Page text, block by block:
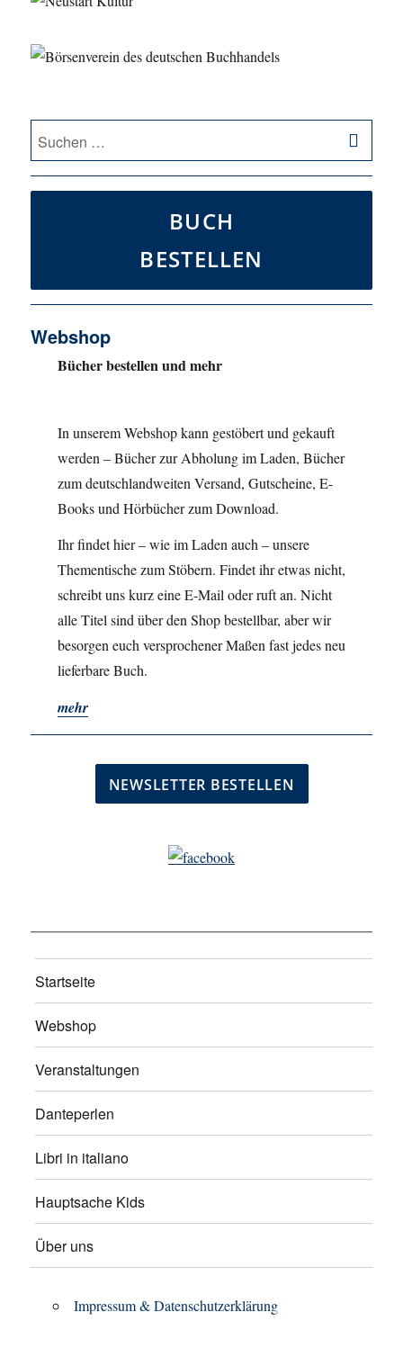
Suche
nach:
BUCH
BESTELLEN
Webshop
Bücher bestellen und mehr
In unserem Webshop kann gestöbert und gekauft
werden – Bücher zur Abholung im Laden, Bücher
zum deutschlandweiten Versand, Gutscheine, E-
Books und Hörbücher zum Download.
Ihr findet hier – wie im Laden auch – unsere
Thementische zum Stöbern. Findet ihr etwas nicht,
schreibt uns kurz eine E-Mail oder ruft an. Nicht
alle Titel sind über den Shop bestellbar, aber wir
besorgen euch versprochener Maßen fast jedes neu
lieferbare Buch.
mehr
Startseite
Webshop
Veranstaltungen
Danteperlen
Libri in italiano
Hauptsache Kids
Über uns
Impressum & Datenschutzerklärung